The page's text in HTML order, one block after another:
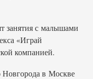
занятия с малышами
«Играй
компанией.
Новгорода в Москве